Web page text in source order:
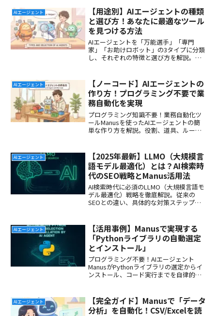
AIエージェント
【用途別】AIエージェントの種類
と選び方！あなたに最適なツール
を見つける方法
AIエージェントを「万能選手」「専門
家」「お助けロボット」の3タイプに分類
し、それぞれの特徴と選び方を解説。あ
ます。
AIエージェント
【ノーコード】AIエージェントの
作り方！プログラミング不要で業
務自動化を実現
プログラミング知識不要！業務自動化ツ
ールManusを使ったAIエージェントの簡
単な作り方を解説。役割、道具、ルール
う。
AIエージェント
【2025年最新】LLMO（大規模言
語モデル最適化）とは？AI検索時
代のSEO戦略とManus活用法
AI検索時代に必須のLLMO（大規模言語モ
デル最適化）戦略を徹底解説。従来の
SEOとの違い、具体的な対策ステップ、
AIエージェント
【活用事例】Manusで実現する
「Pythonライブラリの自動選定
とインストール」
プログラミング不要！AIエージェント
ManusがPythonライブラリの選定からイ
ンストール、コード実行までを自律的に
と、環境構築のストレスから解放される
メリットを紹介します。
AIエージェント
【完全ガイド】Manusで「データ
分析」を自動化！CSV/Excelを読